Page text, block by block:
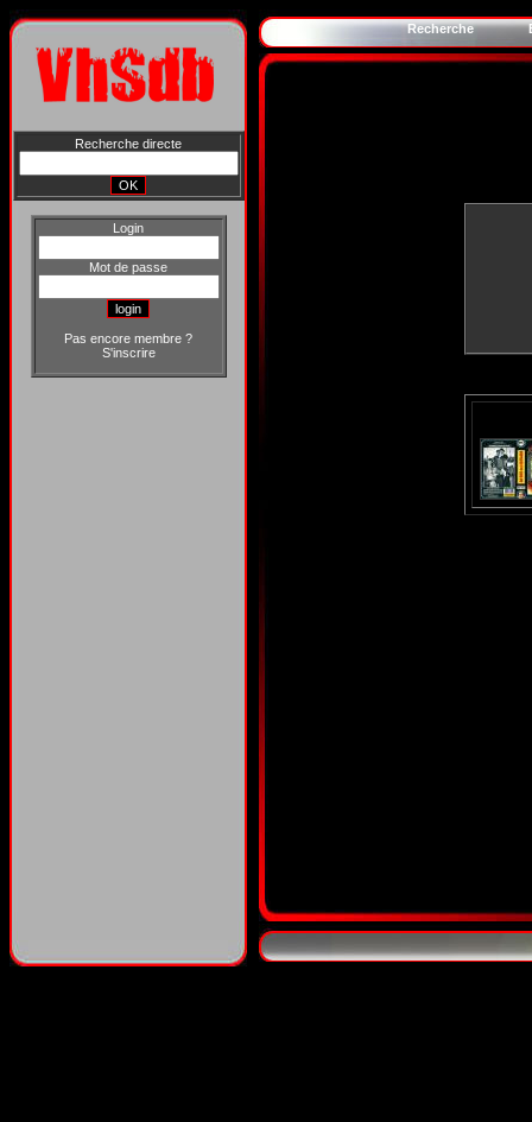
Recherche directe
Login
Mot de passe
Pas encore membre ?
S'inscrire
Recherche